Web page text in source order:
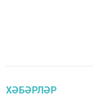
ХӘБӘРЛӘР